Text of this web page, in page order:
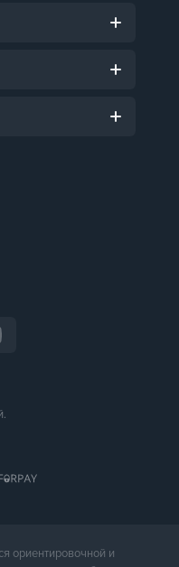
ориентировочной и